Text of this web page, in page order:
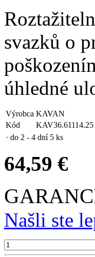
svazků o
úhledné
Výrobca KAVAN
Kód
KAV36.61114.25
· do 2 - 4 dní 5 ks
64,59 €
Našli ste